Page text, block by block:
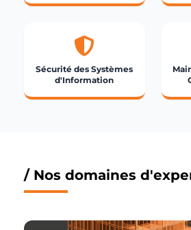
Sécurité des Systèmes
d'Information
/ Nos domaines